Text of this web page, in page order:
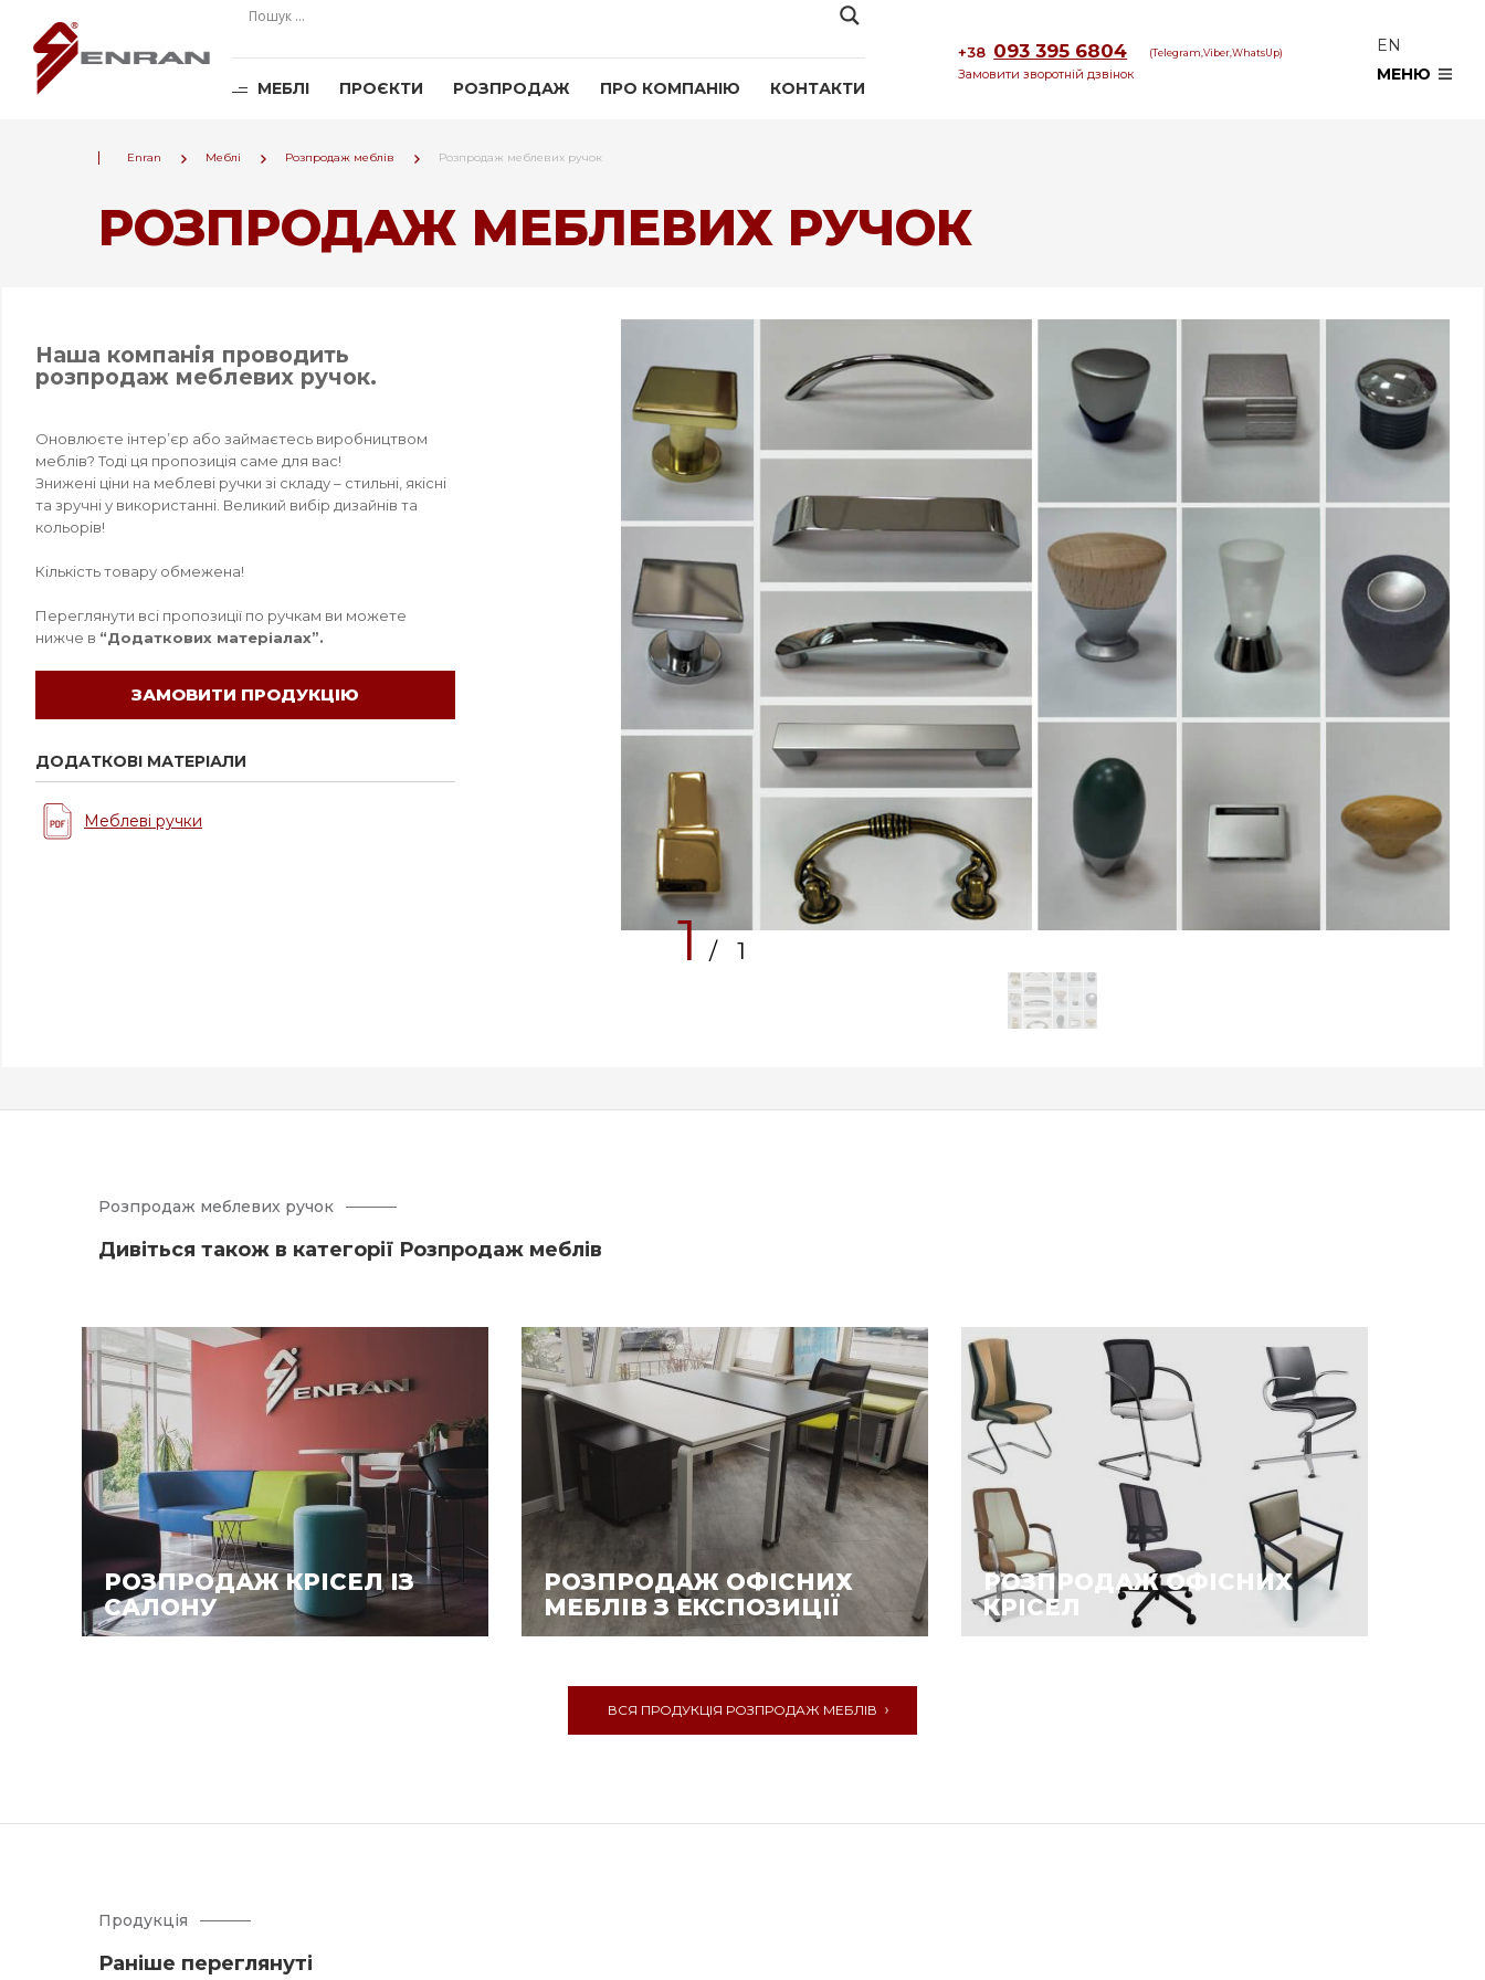
МЕБЛІ ПРОЄКТИ РОЗПРОДАЖ ПРО КОМПАНІЮ КОНТАКТИ
+38 093 395 6804 (Telegram,Viber,WhatsUp)
Замовити зворотній дзвінок
EN
МЕНЮ
Enran Меблі Розпродаж меблів Розпродаж меблевих ручок
РОЗПРОДАЖ МЕБЛЕВИХ РУЧОК
Наша компанія проводить
розпродаж меблевих ручок.
Оновлюєте інтер’єр або займаєтесь виробництвом
меблів? Тоді ця пропозиція саме для вас!
Знижені ціни на меблеві ручки зі складу – стильні, якісні
та зручні у використанні. Великий вибір дизайнів та
кольорів!
Кількість товару обмежена!
Переглянути всі пропозиції по ручкам ви можете
нижче в “Додаткових матеріалах”.
ЗАМОВИТИ ПРОДУКЦІЮ
ДОДАТКОВІ МАТЕРІАЛИ
Меблеві ручки
1 / 1
Розпродаж меблевих ручок
Дивіться також в категорії Розпродаж меблів
РОЗПРОДАЖ КРІСЕЛ ІЗ
САЛОНУ
РОЗПРОДАЖ ОФІСНИХ
МЕБЛІВ З ЕКСПОЗИЦІЇ
РОЗПРОДАЖ ОФІСНИХ
КРІСЕЛ
ВСЯ ПРОДУКЦІЯ РОЗПРОДАЖ МЕБЛІВ
Продукція
Раніше переглянуті